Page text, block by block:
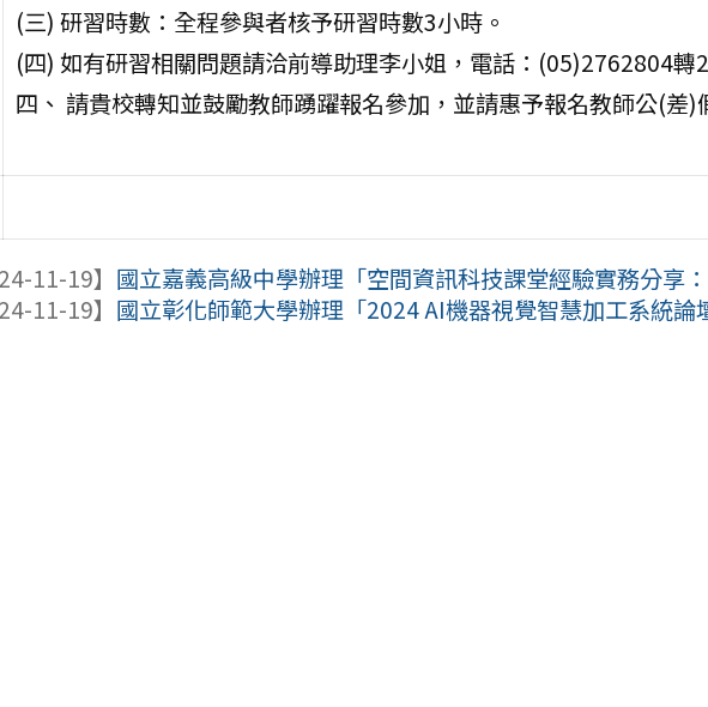
(三) 研習時數：全程參與者核予研習時數3小時。
(四) 如有研習相關問題請洽前導助理李小姐，電話：(05)2762804轉
四、 請貴校轉知並鼓勵教師踴躍報名參加，並請惠予報名教師公(差)
11-19】 國立嘉義高級中學辦理「空間資訊科技課堂經驗實務分享
11-19】 國立彰化師範大學辦理「2024 AI機器視覺智慧加工系統論